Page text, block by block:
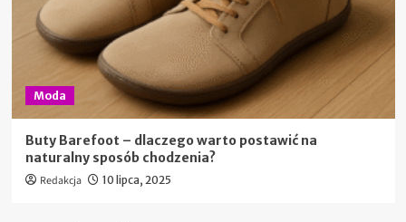
Moda
Buty Barefoot – dlaczego warto postawić na
naturalny sposób chodzenia?
Redakcja 10 lipca, 2025